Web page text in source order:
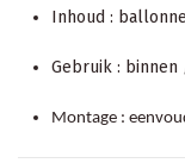
Inhoud :
Gebruik :
Montage :